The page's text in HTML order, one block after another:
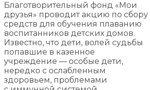
Благотворительный фонд «Мои
друзья» проводит акцию по сбору
средств для обучения плаванию
воспитанников детских домов.
Известно, что дети, волей судьбы
попавшие в казенное
учреждение — особые дети,
нередко с ослабленным
здоровьем, проблемами